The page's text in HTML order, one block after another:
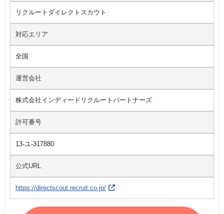
リクルートダイレクトスカウト
対応エリア
全国
運営会社
株式会社インディードリクルートパートナーズ
許可番号
13-ユ-317880
公式URL
https://directscout.recruit.co.jp/